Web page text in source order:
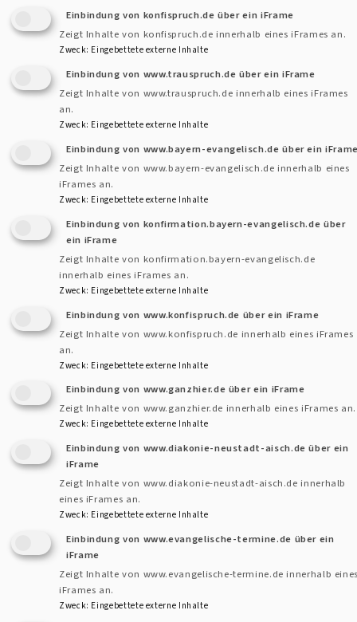
begleiten Menschen in schwierigen Lebensphasen, arbeiten
pädagogisch mit Kindern/Jugendlichen, sind auch für
Leitungstätigkeiten qualifiziert.
Arbeitsfelder | Jugendeinrichtun-gen, offene Jugendarbeit,
Krankenhäuser, Pflegeheime, Beratungsstellen
Schulabschluss| Abitur
Ausbildung| Studium Sozialpädagogik oder Soziale Arbeit |
Dauer 4 bis 5 Jahre
Kontaktformular
Fußbereichsmenü
Kontakt
Impressum
Datenschutzerklärung
Barrierefreiheitserklärung
Benutzermenü
Anmelden
Einbindung von konfispruch.de über ein iFrame
Zeigt Inhalte von konfispruch.de innerhalb eines iFrames an.
Zweck: Eingebettete externe Inhalte
Einbindung von www.trauspruch.de über ein iFrame
Zeigt Inhalte von www.trauspruch.de innerhalb eines iFrames
an.
Zweck: Eingebettete externe Inhalte
Einbindung von www.bayern-evangelisch.de über ein
Zeigt Inhalte von www.bayern-evangelisch.de innerhalb eines
iFrames an.
Zweck: Eingebettete externe Inhalte
Einbindung von konfirmation.bayern-evangelisch.de über
ein iFrame
Zeigt Inhalte von konfirmation.bayern-evangelisch.de
innerhalb eines iFrames an.
Zweck: Eingebettete externe Inhalte
Einbindung von www.konfispruch.de über ein iFrame
Zeigt Inhalte von www.konfispruch.de innerhalb eines iFrames
an.
Zweck: Eingebettete externe Inhalte
Einbindung von www.ganzhier.de über ein iFrame
Zeigt Inhalte von www.ganzhier.de innerhalb eines iFrames an.
Zweck: Eingebettete externe Inhalte
Einbindung von www.diakonie-neustadt-aisch.de über ein
iFrame
Zeigt Inhalte von www.diakonie-neustadt-aisch.de innerhalb
eines iFrames an.
Zweck: Eingebettete externe Inhalte
Einbindung von www.evangelische-termine.de über ein
iFrame
Zeigt Inhalte von www.evangelische-termine.de innerhalb
iFrames an.
Zweck: Eingebettete externe Inhalte